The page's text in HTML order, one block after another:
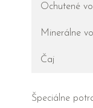
Ochutené
Minerálne
Čaj
Špeciálne